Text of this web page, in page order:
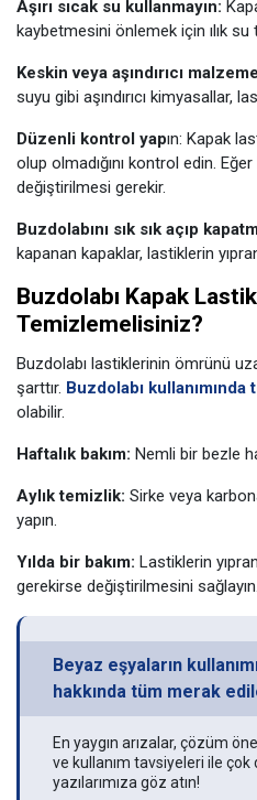
Aşırı sıcak su kullanmayın:
kaybetmesini önlemek için ılık su
Keskin veya aşındırıcı
suyu gibi aşındırıcı kimyasallar,
Düzenli kontrol yapın: Kapak
olup olmadığını kontrol edin.
değiştirilmesi gerekir.
Buzdolabını sık sık açıp
kapanan kapaklar, lastiklerin
Buzdolabı Kapak
Temizlemelisiniz?
Buzdolabı lastiklerinin ömrünü
şarttır. Buzdolabı kullanımında
olabilir.
Haftalık bakım: Nemli bir bezle
Aylık temizlik: Sirke veya
yapın.
Yılda bir bakım: Lastiklerin
gerekirse değiştirilmesini sağlayın.
Beyaz eşyaların
hakkında tüm merak
En yaygın arızalar, çözüm
ve kullanım tavsiyeleri ile çok
yazılarımıza göz atın!